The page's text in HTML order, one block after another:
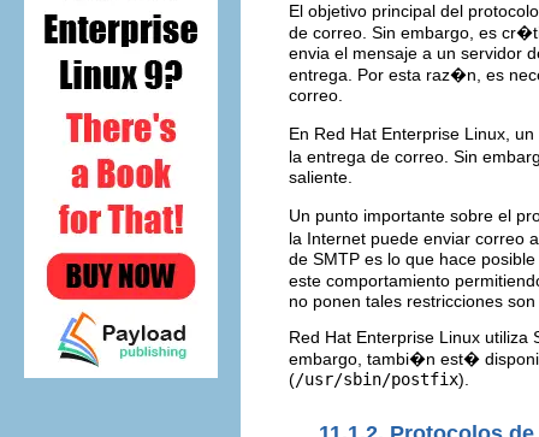
El objetivo principal del
de correo. Sin embargo, es
envia el mensaje a un servidor
entrega. Por esta raz�n, es
correo.
En Red Hat Enterprise Linux,
la entrega de correo. Sin
saliente.
Un punto importante sobre el
la Internet puede enviar correo
de SMTP es lo que hace
este comportamiento
no ponen tales restricciones
Red Hat Enterprise Linux utiliza
embargo, tambi�n est�
(/usr/sbin/postfix).